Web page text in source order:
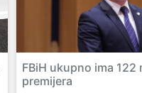
FBiH ukupno ima 122
premijera